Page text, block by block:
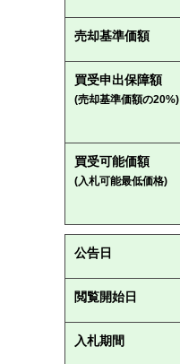
売却基準価額
買受申出保障額
(売却基準価額の20%)
買受可能価額
(入札可能最低価格)
公告日
閲覧開始日
入札期間